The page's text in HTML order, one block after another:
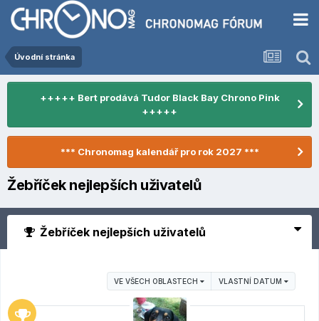
Úvodní stránka
+++++ Bert prodává Tudor Black Bay Chrono Pink
+++++
*** Chronomag kalendář pro rok 2027 ***
Žebříček nejlepších uživatelů
Žebříček nejlepších uživatelů
VE VŠECH OBLASTECH VLASTNÍ DATUM